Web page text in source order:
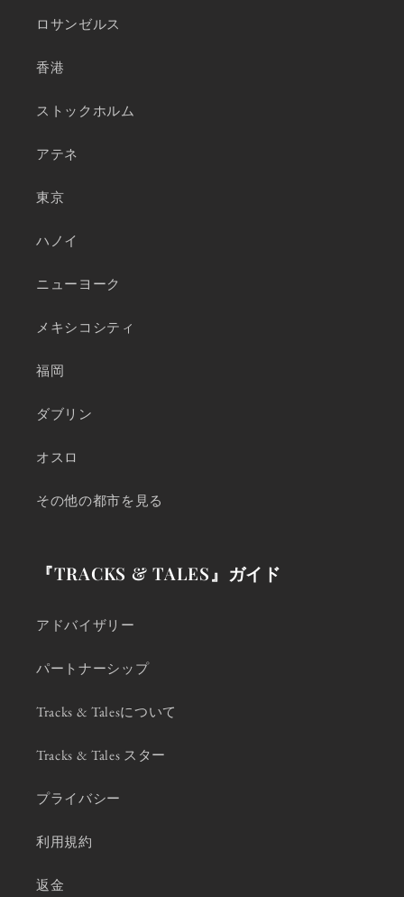
ロサンゼルス
香港
ストックホルム
アテネ
東京
ハノイ
ニューヨーク
メキシコシティ
福岡
ダブリン
オスロ
その他の都市を見る
『TRACKS & TALES』ガイド
アドバイザリー
パートナーシップ
Tracks & Talesについて
Tracks & Tales スター
プライバシー
利用規約
返金